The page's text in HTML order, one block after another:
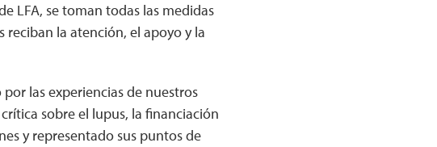
LFA, se toman todas las medidas
reciban la atención, el apoyo y la
las experiencias de nuestros
sobre el lupus, la financiación
y representado sus puntos de